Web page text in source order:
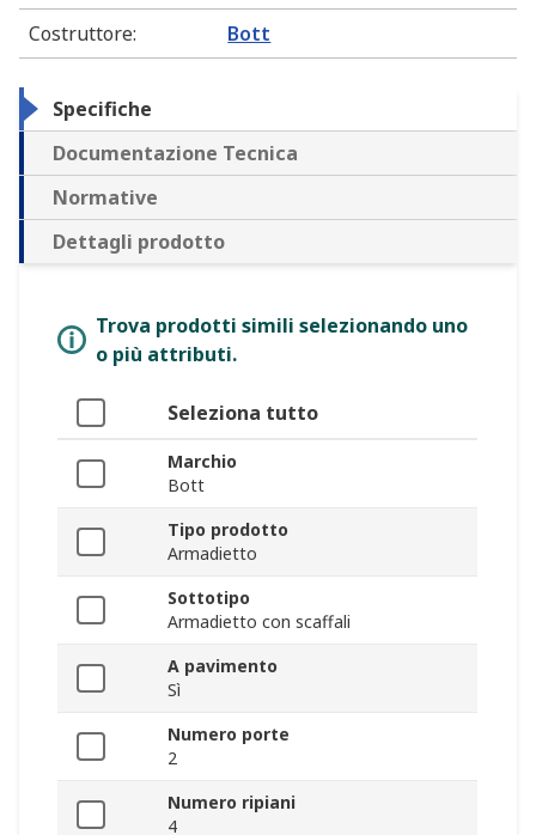
Costruttore: Bott
Specifiche
Documentazione Tecnica
Normative
Dettagli prodotto
Trova prodotti simili selezionando uno
o più attributi.
Seleziona tutto
Marchio
Bott
Tipo prodotto
Armadietto
Sottotipo
Armadietto con scaffali
A pavimento
Sì
Numero porte
2
Numero ripiani
4